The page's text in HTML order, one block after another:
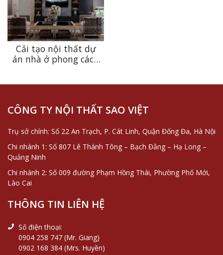
Cải tạo nội thất dự
án nhà ở phong cách
CÔNG TY NỘI THẤT SAO VIỆT
Trụ sở chính: Số 22 An Trạch, P. Cát Linh, Quận Đống Đa, Hà Nội
Chi nhánh 1: Số 807 Lê Thánh Tông – Bạch Đằng – Hạ Long –
Quảng Ninh
Chi nhánh 2: Số 009 đường Phạm Hồng Thái, Phường Phố Mới,
Lào Cai
THÔNG TIN LIÊN HỆ
Số điện thoại:
0904 258 747 (Mr. Giang)
0902 168 384 (Mrs. Huyền)